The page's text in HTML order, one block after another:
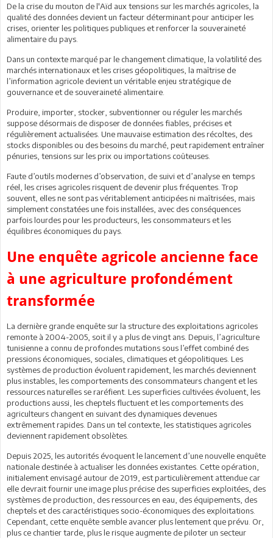
De la crise du mouton de l'Aïd aux tensions sur les marchés agricoles, la
qualité des données devient un facteur déterminant pour anticiper les
crises, orienter les politiques publiques et renforcer la souveraineté
alimentaire du pays.
Dans un contexte marqué par le changement climatique, la volatilité des
marchés internationaux et les crises géopolitiques, la maîtrise de
l’information agricole devient un véritable enjeu stratégique de
gouvernance et de souveraineté alimentaire.
Produire, importer, stocker, subventionner ou réguler les marchés
suppose désormais de disposer de données fiables, précises et
régulièrement actualisées. Une mauvaise estimation des récoltes, des
stocks disponibles ou des besoins du marché, peut rapidement entraîner
pénuries, tensions sur les prix ou importations coûteuses.
Faute d’outils modernes d’observation, de suivi et d’analyse en temps
réel, les crises agricoles risquent de devenir plus fréquentes. Trop
souvent, elles ne sont pas véritablement anticipées ni maîtrisées, mais
simplement constatées une fois installées, avec des conséquences
parfois lourdes pour les producteurs, les consommateurs et les
équilibres économiques du pays.
Une enquête agricole ancienne face
à une agriculture profondément
transformée
La dernière grande enquête sur la structure des exploitations agricoles
remonte à 2004-2005, soit il y a plus de vingt ans. Depuis, l’agriculture
tunisienne a connu de profondes mutations sous l’effet combiné des
pressions économiques, sociales, climatiques et géopolitiques. Les
systèmes de production évoluent rapidement, les marchés deviennent
plus instables, les comportements des consommateurs changent et les
ressources naturelles se raréfient. Les superficies cultivées évoluent, les
productions aussi, les cheptels fluctuent et les comportements des
agriculteurs changent en suivant des dynamiques devenues
extrêmement rapides. Dans un tel contexte, les statistiques agricoles
deviennent rapidement obsolètes.
Depuis 2025, les autorités évoquent le lancement d’une nouvelle enquête
nationale destinée à actualiser les données existantes. Cette opération,
initialement envisagé autour de 2019, est particulièrement attendue car
elle devrait fournir une image plus précise des superficies exploitées, des
systèmes de production, des ressources en eau, des équipements, des
cheptels et des caractéristiques socio-économiques des exploitations.
Cependant, cette enquête semble avancer plus lentement que prévu. Or,
plus ce chantier tarde, plus le risque augmente de piloter un secteur